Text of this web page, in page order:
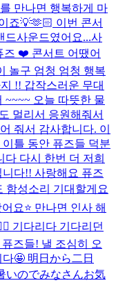
만나면 행복하게 마
죠💡🫶🏻 이번 콘서
드사운드였어요...사
즈 ❤️ 콘서트 어땠어
놀구 엄청 엄청 행복
!! 갑작스러운 무대
~~~~ 오늘 따뜻한 물
멀리서 응원해줘서
줘서 감사합니다. 이
틀 동안 퓨즈들 덕분
다시 한번 더 저희
다!! 사랑해요 퓨즈
함성소리 기대할게요
요⭐️ 만나면 인사 해
기다리다 기다리던
즈들! 낼 조심히 오
🤩 明日から二日
いのでみなさんお気